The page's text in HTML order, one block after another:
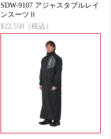
SDW-9107 アジャスタブルレイ
ンスーツⅡ
¥22,550（税込）